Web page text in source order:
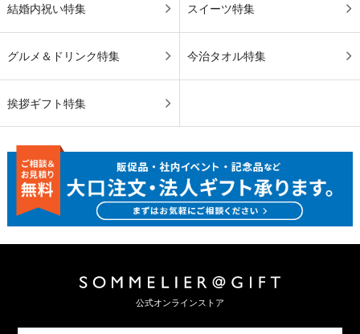
結婚内祝い特集 スイーツ特集
グルメ＆ドリンク特集 今治タオル特集
挨拶ギフト特集
公式オンラインストア